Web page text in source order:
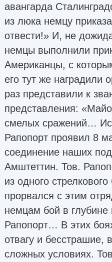
авангарда
из люка немцу
отвести!» И, не
немцы выполнили
Американцы, с
его тут же наградили
раз представили к
представления:
смелых сражений…
Рапопорт проявил 8
соединение наших
Амштеттин. Тов.
из одного
прорвался с этим
немцам бой в
Рапопорт… В этих
отвагу и бесстрашие,
сложных условиях.